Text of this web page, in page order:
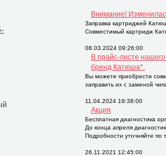
Внимание!
Заправка картриджей
Совместимый картридж
08.03.2024 09:26:00
В прайс-листе
бренд Катюша*.
Вы можете приобрести
заправить их с заменой
11.04.2024 19:38:00
Акция
Бесплатная диагностика
До конца апреля
Подробности уточняйте по
26.11.2021 12:45:00